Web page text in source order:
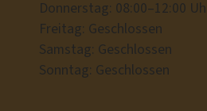
Donnerstag: 08:00–12:00
Freitag: Geschlossen
Samstag: Geschlossen
Sonntag: Geschlossen